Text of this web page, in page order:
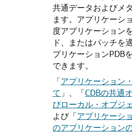
共通データおよびメ
ます。アプリケーシ
度アプリケーション
ド、またはパッチを
プリケーションPDB
できます。
「アプリケーション
て 」 「CDBの共通
びローカル・オブジ
よび「アプリケーシ
のアプリケーション